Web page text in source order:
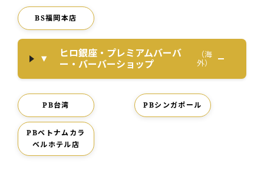
BS福岡本店
ヒロ銀座・プレミアムバーバ
ー・バーバーショップ
（海
外）
PB台湾 PBシンガポール
PBベトナムカラ
ベルホテル店